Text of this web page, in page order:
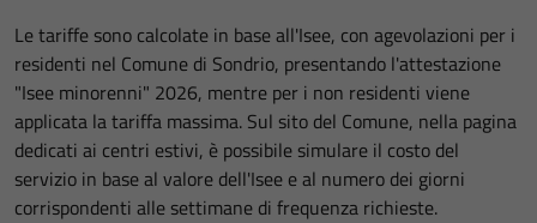
Le tariffe sono calcolate in base all'Isee, con agevolazioni per i
residenti nel Comune di Sondrio, presentando l'attestazione
"Isee minorenni" 2026, mentre per i non residenti viene
applicata la tariffa massima. Sul sito del Comune, nella pagina
dedicati ai centri estivi, è possibile simulare il costo del
servizio in base al valore dell'Isee e al numero dei giorni
corrispondenti alle settimane di frequenza richieste.